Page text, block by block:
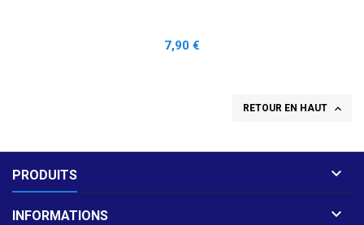
Prix
7,90 €
RETOUR EN HAUT 
PRODUITS 
INFORMATIONS 